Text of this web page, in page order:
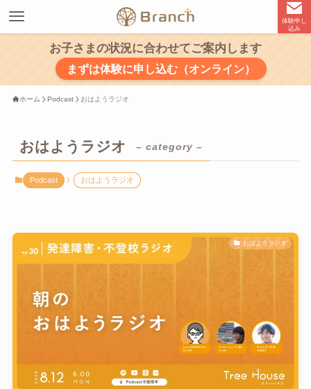
体験申し
込み
お子さまの状況に合わせてご案内します
まずは体験に申し込む（オンライン）
ホーム Podcast おはようラジオ
おはようラジオ – category –
Podcast おはようラジオ
おはようラジオ